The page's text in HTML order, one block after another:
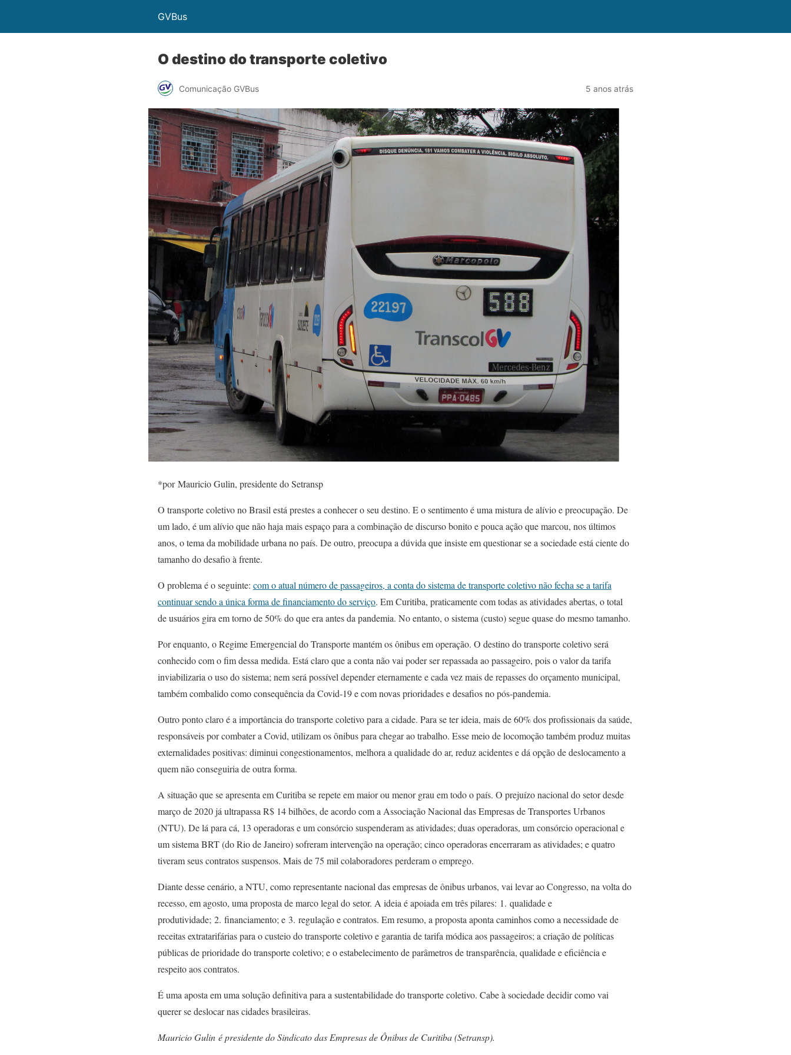
GVBus
O destino do transporte coletivo
Comunicação GVBus 5 anos atrás
*por Mauricio Gulin, presidente do Setransp
O transporte coletivo no Brasil está prestes a conhecer o seu destino. E o sentimento é uma mistura de alívio e preocupação. De
um lado, é um alívio que não haja mais espaço para a combinação de discurso bonito e pouca ação que marcou, nos últimos
anos, o tema da mobilidade urbana no país. De outro, preocupa a dúvida que insiste em questionar se a sociedade está ciente do
tamanho do desafio à frente.
O problema é o seguinte: com o atual número de passageiros, a conta do sistema de transporte coletivo não fecha se a tarifa
continuar sendo a única forma de financiamento do serviço. Em Curitiba, praticamente com todas as atividades abertas, o total
de usuários gira em torno de 50% do que era antes da pandemia. No entanto, o sistema (custo) segue quase do mesmo tamanho.
Por enquanto, o Regime Emergencial do Transporte mantém os ônibus em operação. O destino do transporte coletivo será
conhecido com o fim dessa medida. Está claro que a conta não vai poder ser repassada ao passageiro, pois o valor da tarifa
inviabilizaria o uso do sistema; nem será possível depender eternamente e cada vez mais de repasses do orçamento municipal,
também combalido como consequência da Covid-19 e com novas prioridades e desafios no pós-pandemia.
Outro ponto claro é a importância do transporte coletivo para a cidade. Para se ter ideia, mais de 60% dos profissionais da saúde,
responsáveis por combater a Covid, utilizam os ônibus para chegar ao trabalho. Esse meio de locomoção também produz muitas
externalidades positivas: diminui congestionamentos, melhora a qualidade do ar, reduz acidentes e dá opção de deslocamento a
quem não conseguiria de outra forma.
A situação que se apresenta em Curitiba se repete em maior ou menor grau em todo o país. O prejuízo nacional do setor desde
março de 2020 já ultrapassa R$ 14 bilhões, de acordo com a Associação Nacional das Empresas de Transportes Urbanos
(NTU). De lá para cá, 13 operadoras e um consórcio suspenderam as atividades; duas operadoras, um consórcio operacional e
um sistema BRT (do Rio de Janeiro) sofreram intervenção na operação; cinco operadoras encerraram as atividades; e quatro
tiveram seus contratos suspensos. Mais de 75 mil colaboradores perderam o emprego.
Diante desse cenário, a NTU, como representante nacional das empresas de ônibus urbanos, vai levar ao Congresso, na volta do
recesso, em agosto, uma proposta de marco legal do setor. A ideia é apoiada em três pilares: 1. qualidade e
produtividade; 2. financiamento; e 3. regulação e contratos. Em resumo, a proposta aponta caminhos como a necessidade de
receitas extratarifárias para o custeio do transporte coletivo e garantia de tarifa módica aos passageiros; a criação de políticas
públicas de prioridade do transporte coletivo; e o estabelecimento de parâmetros de transparência, qualidade e eficiência e
respeito aos contratos.
É uma aposta em uma solução definitiva para a sustentabilidade do transporte coletivo. Cabe à sociedade decidir como vai
querer se deslocar nas cidades brasileiras.
Mauricio Gulin é presidente do Sindicato das Empresas de Ônibus de Curitiba (Setransp).